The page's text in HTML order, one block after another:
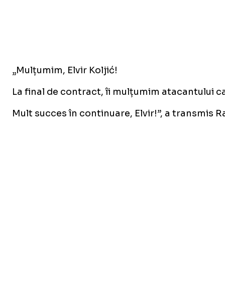
„Mulțumim, Elvir Koljić!
La final de contract, îi mulțumim atacantului
Mult succes în continuare, Elvir!”, a transmis